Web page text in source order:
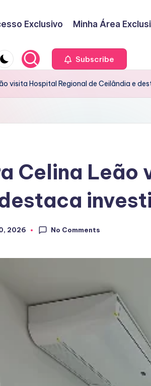
Exclusivo Minha Área
Subscribe
visita Hospital Regional de Ceilândia e
Celina Leão
2026 No Comments